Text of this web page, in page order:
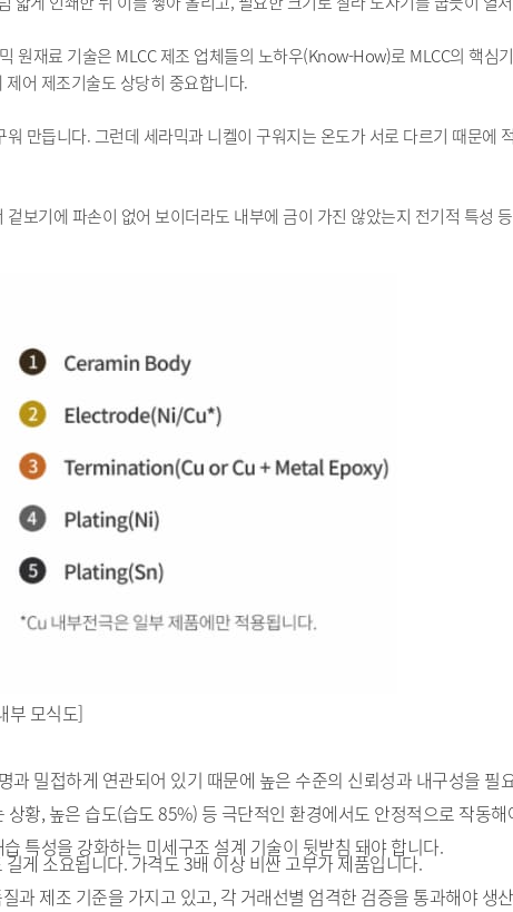
재료 기술은 MLCC 제조 업체들의 노하우(Know-How)로 MLCC의 핵심
어 제조기술도 상당히 중요합니다.
만듭니다. 그런데 세라믹과 니켈이 구워지는 온도가 서로 다르기 때문에
보기에 파손이 없어 보이더라도 내부에 금이 가진 않았는지 전기적 특성
부 모식도]
밀접하게 연관되어 있기 때문에 높은 수준의 신뢰성과 내구성을 필
황, 높은 습도(습도 85%) 등 극단적인 환경에서도 안정적으로 작동해
특성을 강화하는 미세구조 설계 기술이 뒷받침 돼야 합니다.
게 소요됩니다. 가격도 3배 이상 비싼 고부가 제품입니다.
과 제조 기준을 가지고 있고, 각 거래선별 엄격한 검증을 통과해야 생